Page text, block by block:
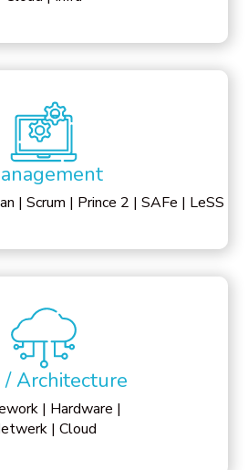
| Scrum | Prince 2 | SAFe | LeSS
/ Architecture
| Hardware |
| Cloud